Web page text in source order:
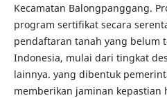
Kecamatan Balongpanggang.
program sertifikat secara
pendaftaran tanah yang belum
Indonesia, mulai dari tingkat
lainnya. yang dibentuk
memberikan jaminan kepastian